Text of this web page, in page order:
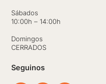
Sábados
10:00h – 14:00h
Domingos
CERRADOS
Seguinos